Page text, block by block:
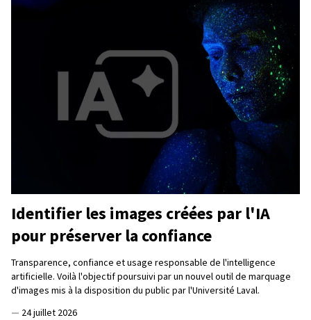
Identifier les images créées par l'IA
pour préserver la confiance
Transparence, confiance et usage responsable de l'intelligence
artificielle. Voilà l'objectif poursuivi par un nouvel outil de marquage
d'images mis à la disposition du public par l'Université Laval.
— 24 juillet 2026